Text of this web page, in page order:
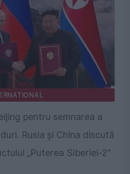
pentru semnarea a
Rusia și China discută
„Puterea Siberiei-2”